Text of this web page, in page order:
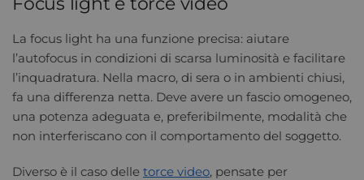
La focus light ha una funzione precisa: aiutare
l’autofocus in condizioni di scarsa luminosità e facilitare
l’inquadratura. Nella macro, di sera o in ambienti chiusi,
fa una differenza netta. Deve avere un fascio omogeneo,
una potenza adeguata e, preferibilmente, modalità che
non interferiscano con il comportamento del soggetto.
Diverso è il caso delle torce video, pensate per